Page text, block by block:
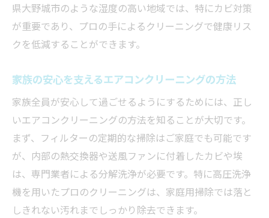
口コミで選ぶエアコンクリーニングの信頼性
口コミ評価で選ぶエアコンクリーニングの
基準
とは
実際のエアコンクリーニング利用者の声を
紹介
エアコンクリーニングの信頼性を判断する
ポイント
エアコンクリーニング選びで後悔しないた
めに
県大野城市のような湿度の高い地域では、特にカビ対策
が重要であり、プロの手によるクリーニングで健康リス
クを低減することができます。
家族の安心を支えるエアコンクリーニングの方法
家族全員が安心して過ごせるようにするためには、正し
いエアコンクリーニングの方法を知ることが大切です。
まず、フィルターの定期的な掃除はご家庭でも可能です
が、内部の熱交換器や送風ファンに付着したカビや埃
は、専門業者による分解洗浄が必要です。特に高圧洗浄
機を用いたプロのクリーニングは、家庭用掃除では落と
しきれない汚れまでしっかり除去できます。